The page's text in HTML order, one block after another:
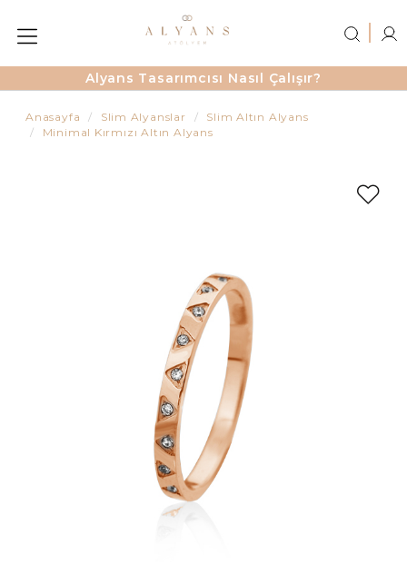
Alyans Tasarımcısı Nasıl Çalışır?
Anasayfa Slim Alyanslar
Slim Altın Alyans
Minimal Kırmızı Altın Alyans